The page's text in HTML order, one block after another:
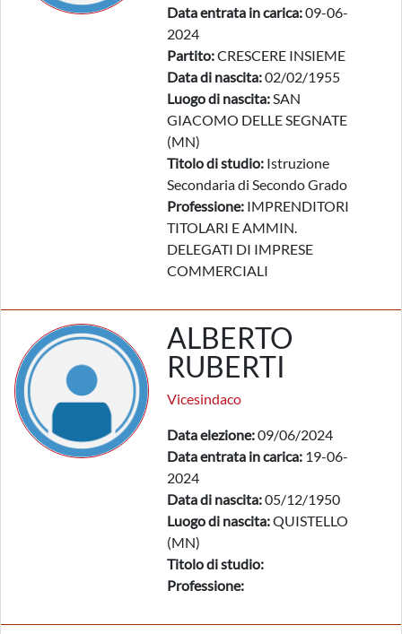
Data entrata in carica:09-06-
2024
Partito:CRESCERE INSIEME
Data di nascita:02/02/1955
Luogo di nascita:SAN
GIACOMO DELLE SEGNATE
(MN)
Titolo di studio: Istruzione
Secondaria di Secondo Grado
Professione: IMPRENDITORI
TITOLARI E AMMIN.
DELEGATI DI IMPRESE
COMMERCIALI
ALBERTO
RUBERTI
Vicesindaco
Data elezione:09/06/2024
Data entrata in carica: 19-06-
2024
Data di nascita:05/12/1950
Luogo di nascita:QUISTELLO
(MN)
Titolo di studio:
Professione: